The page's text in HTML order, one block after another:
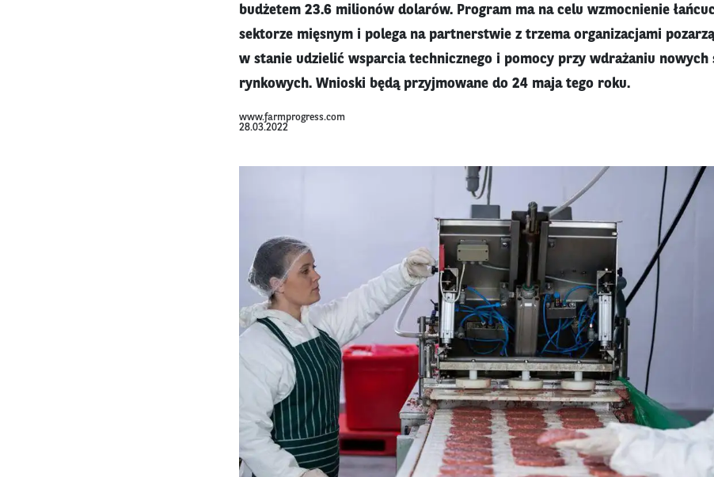
budżetem 23.6 milionów dolarów. Program ma na celu wzmocnienie
sektorze mięsnym i polega na partnerstwie z trzema organizacjami
w stanie udzielić wsparcia technicznego i pomocy przy wdrażaniu nowych
rynkowych. Wnioski będą przyjmowane do 24 maja tego roku.
www.farmprogress.com
28.03.2022